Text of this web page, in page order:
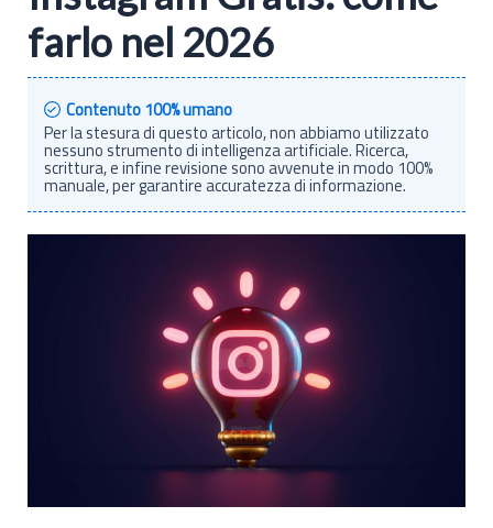
farlo nel 2026
Contenuto 100% umano
Per la stesura di questo articolo, non abbiamo utilizzato
nessuno strumento di intelligenza artificiale. Ricerca,
scrittura, e infine revisione sono avvenute in modo 100%
manuale, per garantire accuratezza di informazione.